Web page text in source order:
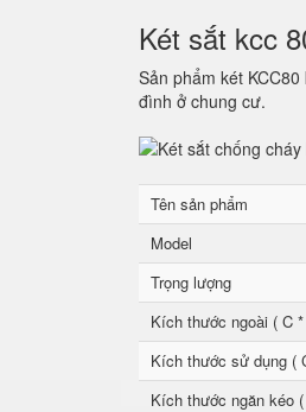
Két sắt kcc
Sản phẩm két
đình ở chung cư.
Tên sản phẩm
Model
Trọng lượng
Kích thước ngoài ( C
Kích thước sử dụng (
Kích thước ngăn kéo